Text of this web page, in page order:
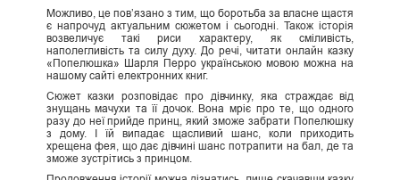
Можливо, це пов’язано з тим, що боротьба за власне щастя
є напрочуд актуальним сюжетом і сьогодні. Також історія
возвеличує такі риси характеру, як сміливість,
наполегливість та силу духу. До речі, читати онлайн казку
«Попелюшка» Шарля Перро українською мовою можна на
нашому сайті електронних книг.
Сюжет казки розповідає про дівчинку, яка страждає від
знущань мачухи та її дочок. Вона мріє про те, що одного
разу до неї прийде принц, який зможе забрати Попелюшку
з дому. І їй випадає щасливий шанс, коли приходить
хрещена фея, що дає дівчині шанс потрапити на бал, де та
зможе зустрітись з принцом.